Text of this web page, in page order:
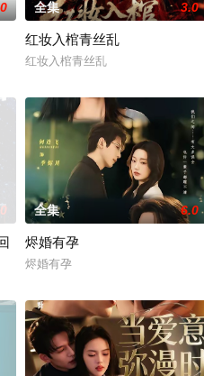
全集 3.0
红妆入棺青丝乱
红妆入棺青丝乱
全集 6.0
烬婚有孕
烬婚有孕